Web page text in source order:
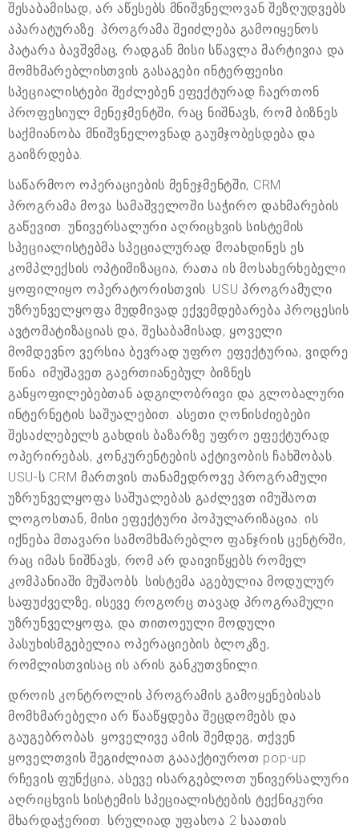
შესაბამისად, არ აწესებს მნიშვნელოვან შეზღუდვებს
აპარატურაზე. პროგრამა შეიძლება გამოიყენოს
პატარა ბავშვმაც, რადგან მისი სწავლა მარტივია და
მომხმარებლისთვის გასაგები ინტერფეისი.
სპეციალისტები შეძლებენ ეფექტურად ჩაერთონ
პროფესიულ მენეჯმენტში, რაც ნიშნავს, რომ ბიზნეს
საქმიანობა მნიშვნელოვნად გაუმჯობესდება და
გაიზრდება.
საწარმოო ოპერაციების მენეჯმენტში, CRM
პროგრამა მოვა სამაშველოში საჭირო დახმარების
გაწევით. უნივერსალური აღრიცხვის სისტემის
სპეციალისტებმა სპეციალურად მოახდინეს ეს
კომპლექსის ოპტიმიზაცია, რათა ის მოსახერხებელი
ყოფილიყო ოპერატორისთვის. USU პროგრამული
უზრუნველყოფა მუდმივად ექვემდებარება პროცესის
ავტომატიზაციას და, შესაბამისად, ყოველი
მომდევნო ვერსია ბევრად უფრო ეფექტურია, ვიდრე
წინა. იმუშავეთ გაერთიანებულ ბიზნეს
განყოფილებებთან ადგილობრივი და გლობალური
ინტერნეტის საშუალებით. ასეთი ღონისძიებები
შესაძლებელს გახდის ბაზარზე უფრო ეფექტურად
ოპერირებას, კონკურენტების აქტივობის ჩახშობას.
USU-ს CRM მართვის თანამედროვე პროგრამული
უზრუნველყოფა საშუალებას გაძლევთ იმუშაოთ
ლოგოსთან, მისი ეფექტური პოპულარიზაცია. ის
იქნება მთავარი სამომხმარებლო ფანჯრის ცენტრში,
რაც იმას ნიშნავს, რომ არ დაივიწყებს რომელ
კომპანიაში მუშაობს. სისტემა აგებულია მოდულურ
საფუძველზე, ისევე როგორც თავად პროგრამული
უზრუნველყოფა, და თითოეული მოდული
პასუხისმგებელია ოპერაციების ბლოკზე,
რომლისთვისაც ის არის განკუთვნილი.
დროის კონტროლის პროგრამის გამოყენებისას
მომხმარებელი არ წააწყდება შეცდომებს და
გაუგებრობას. ყოველივე ამის შემდეგ, თქვენ
ყოველთვის შეგიძლიათ გაააქტიუროთ pop-up
რჩევის ფუნქცია, ასევე ისარგებლოთ უნივერსალური
აღრიცხვის სისტემის სპეციალისტების ტექნიკური
მხარდაჭერით. სრულიად უფასოა 2 საათის